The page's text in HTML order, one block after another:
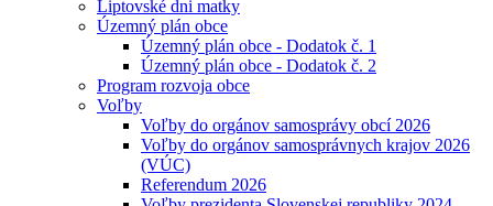
Liptovské dni matky
Územný plán obce
Územný plán obce - Dodatok č. 1
Územný plán obce - Dodatok č. 2
Program rozvoja obce
Voľby
Voľby do orgánov samosprávy obcí 2026
Voľby do orgánov samosprávnych krajov 2026
(VÚC)
Referendum 2026